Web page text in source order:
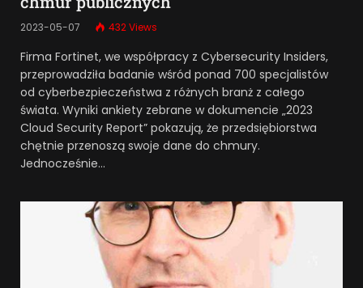
2023-05-07 432Views
Firma Fortinet, we współpracy z Cybersecurity Insiders,
przeprowadziła badanie wśród ponad 700 specjalistów
od cyberbezpieczeństwa z różnych branż z całego
świata. Wyniki ankiety zebrane w dokumencie „2023
Cloud Security Report” pokazują, że przedsiębiorstwa
chętnie przenoszą swoje dane do chmury.
Jednocześnie…